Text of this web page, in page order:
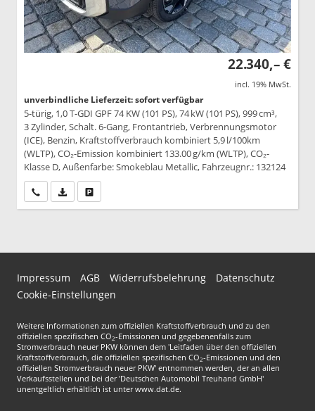
22.340,– €
incl. 19% MwSt.
unverbindliche Lieferzeit: sofort verfügbar
5-türig, 1,0 T-GDI GPF 74 KW (101 PS), 74 kW (101 PS), 999 cm³,
3 Zylinder, Schalt. 6-Gang, Frontantrieb, Verbrennungsmotor
(ICE), Benzin, Kraftstoffverbrauch kombiniert 5,9 l/100km
(WLTP), CO₂-Emission kombiniert 133.00 g/km (WLTP), CO₂-
Klasse D, Außenfarbe: Smokeblau Metallic, Fahrzeugnr.: 132124
Wir rufen Sie anPDF-Datei, Fahrzeugexposé drucken
Impressum AGB Widerrufsbelehrung
Datenschutz
Cookie-Einstellungen
Weitere Informationen zum offiziellen Kraftstoffverbrauch und zu den
offiziellen spezifischen CO2-Emissionen und gegebenenfalls zum
Stromverbrauch neuer PKW können dem 'Leitfaden über den offiziellen
Kraftstoffverbrauch, die offiziellen spezifischen CO2-Emissionen und den
offiziellen Stromverbrauch neuer PKW' entnommen werden, der an allen
Verkaufsstellen und bei der 'Deutschen Automobil Treuhand GmbH'
unentgeltlich erhältlich ist unter www.dat.de.